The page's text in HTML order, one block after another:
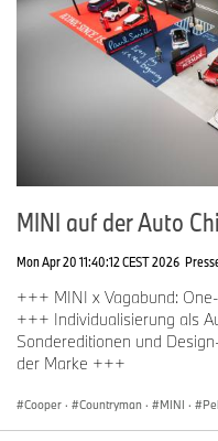
MINI auf der Auto
Mon Apr 20 11:40:12 CEST 2026
+++ MINI x Vagabund:
+++ Individualisierung als
Sondereditionen und
der Marke +++
Cooper · Countryman · MINI ·